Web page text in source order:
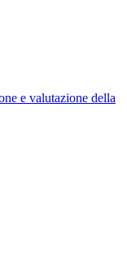
e valutazione della